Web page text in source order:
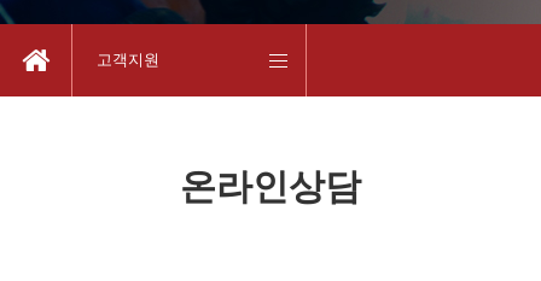
고객지원
온라인상담